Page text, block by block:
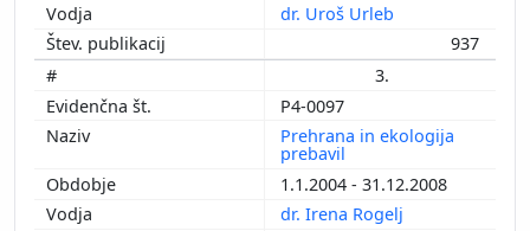
dr. Uroš Urleb
937
3.
P4-0097
Prehrana in ekologija
prebavil
1.1.2004 - 31.12.2008
dr. Irena Rogelj